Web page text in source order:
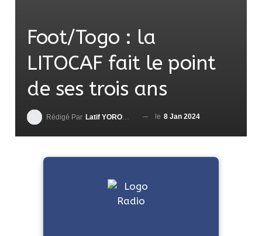
Foot/Togo : la
LITOCAF fait le point
de ses trois ans
Rédigé Par Latif YOROUMA le 8 Jan 2024